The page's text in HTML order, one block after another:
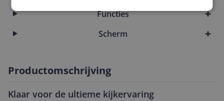
Functies
Scherm
Productomschrijving
Klaar voor de ultieme kijkervaring